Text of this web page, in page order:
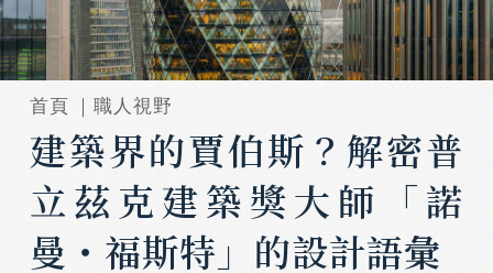
首頁 ｜職人視野
建築界的賈伯斯？解密普
立茲克建築獎大師「諾
曼・福斯特」的設計語彙